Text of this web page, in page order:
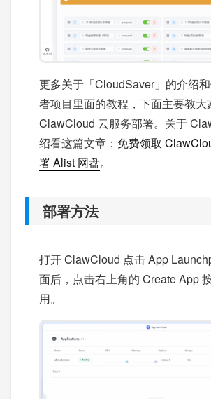
更多关于「CloudSaver」的介绍
者项目里面的教程，下面主要教大
ClawCloud 云服务部署。关于
绍看这篇文章： 免费领取
署 Alist 网盘。
部署方法
打开 ClawCloud 点击 App
面后，点击右上角的 Create App
用。